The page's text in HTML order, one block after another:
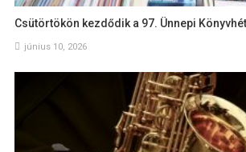
Csütörtökön kezdődik a 97. Ünnepi
június 10, 2026